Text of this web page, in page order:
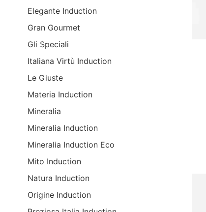
Elegante Induction
Gran Gourmet
Gli Speciali
Italiana Virtù Induction
Le Giuste
Materia Induction
Mineralia
Mineralia Induction
Mineralia Induction Eco
Mito Induction
Natura Induction
Origine Induction